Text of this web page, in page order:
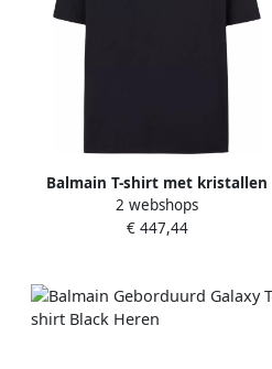
Balmain T-shirt met kristallen
applicatie Black Heren
2 webshops
€ 447,44